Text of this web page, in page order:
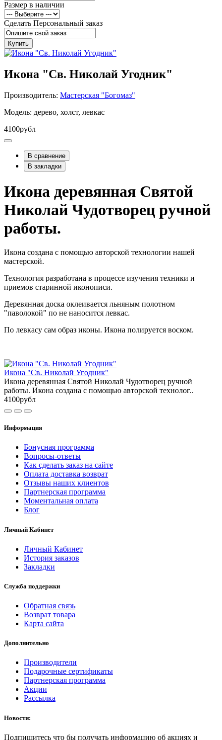
Размер в наличии
Сделать Персональный заказ
Купить
Икона "Св. Николай Угодник"
Производитель: Мастерская "Богомаз"
Модель: дерево, холст, левкас
4100рубл
В сравнение
В закладки
Икона деревянная Святой
Николай Чудотворец ручной
работы.
Икона создана с помощью авторской технологии нашей
мастерской.
Технология разработана в процессе изучения техники и
приемов старинной иконописи.
Деревянная доска оклеивается льняным полотном
"паволокой" по не наносится левкас.
По левкасу сам образ иконы. Икона полируется воском.
Икона "Св. Николай Угодник"
Икона деревянная Святой Николай Чудотворец ручной
работы. Икона создана с помощью авторской технолог..
4100рубл
Информация
Бонусная программа
Вопросы-ответы
Как сделать заказ на сайте
Оплата доставка возврат
Отзывы наших клиентов
Партнерская программа
Моментальная оплата
Блог
Личный Кабинет
Личный Кабинет
История заказов
Закладки
Служба поддержки
Обратная связь
Возврат товара
Карта сайта
Дополнительно
Производители
Подарочные сертификаты
Партнерская программа
Акции
Рассылка
Новости:
Подпишитесь что бы получать информацию об акциях и